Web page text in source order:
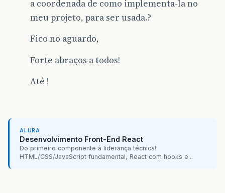
a coordenada de como implementa-la no
meu projeto, para ser usada.?
Fico no aguardo,
Forte abraços a todos!
Até !
ALURA
Desenvolvimento Front-End React
Do primeiro componente à liderança técnica!
HTML/CSS/JavaScript fundamental, React com hooks e...